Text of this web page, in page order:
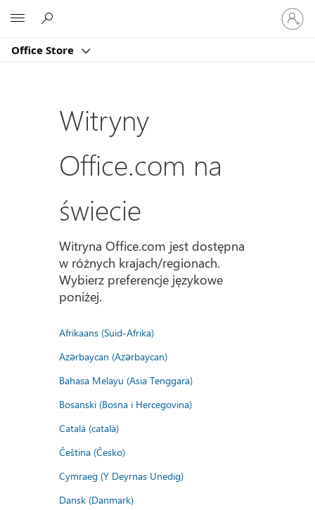
Office Store
Zaloguj
się
do
konta
Witryny
Office.com na
świecie
Witryna Office.com jest dostępna
w różnych krajach/regionach.
Wybierz preferencje językowe
poniżej.
Afrikaans (Suid-Afrika)
Azərbaycan (Azərbaycan)
Bahasa Melayu (Asia Tenggara)
Bosanski (Bosna i Hercegovina)
Català (català)
Čeština (Česko)
Cymraeg (Y Deyrnas Unedig)
Dansk (Danmark)